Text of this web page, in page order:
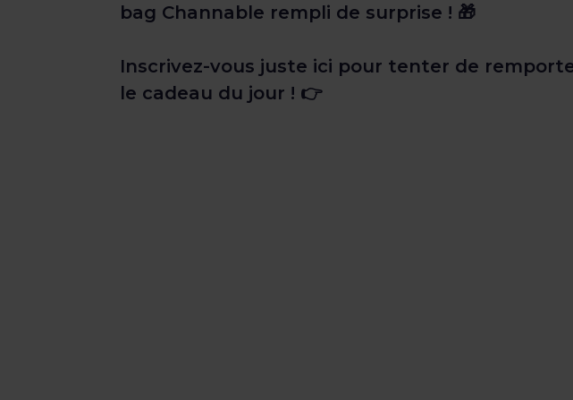
bag Channable rempli de surprise ! 🎁
Inscrivez-vous juste ici pour tenter de
le cadeau du jour ! 👉